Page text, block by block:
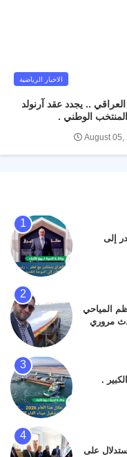
الاخبار الرياضية
العراقي .. يجدد عقد آرنولد
المنتخب الوطني .
August 05,
إلى
المياحي
مروري
كيا بنكو
الدولي .
، و انا
على